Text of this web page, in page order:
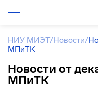
НИУ МИЭТ/Новости/
МПиТК
Новости от
МПиТК